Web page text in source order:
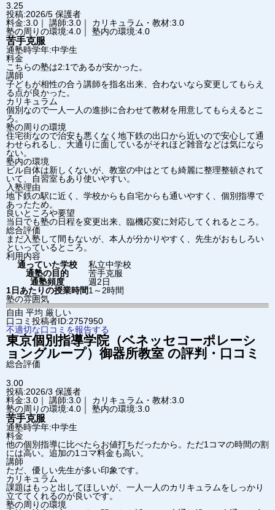
3.25
投稿:2026/5 保護者
料金:3.0｜ 講師:3.0｜ カリキュラム・教材:3.0
塾の周りの環境:4.0｜ 塾内の環境:4.0
苦手克服
通塾時学年:中学生
料金
こちらの塾は2:1であるが安かった。
講師
子どもが相性の合う講師を指名出来、合わないなら変更してもらえ
る点が良かった。
カリキュラム
個別なので一人一人の進捗に合わせて教材を用意してもらえるとこ
ろ。
塾の周りの環境
住宅街なので治安も悪くなく地下鉄の出口から近いので安心して通
わせられるし、大通りに面しているがそれほど雑音などは気になら
ない。
塾内の環境
ビル自体は新しくないが、教室の中はとても綺麗に整理整頓されて
いて、自習室もあり使いやすい。
入塾理由
地下鉄の駅に近く、学校からも自宅からも通いやすく、個別指導で
あったため。
良いところや要望
当日でも塾の日程を変更出来、臨機応変に対応してくれるところ。
総合評価
まだ入塾して間もないが、本人が分かりやすく、先生がおもしろい
といっているところ。
利用内容
通っていた学校
私立中学校
通塾の目的
苦手克服
通塾頻度
週2日
1日あたりの授業時間1～2時間
塾の雰囲気
自由 平均 厳しい
口コミ投稿者ID:2757950
不適切な口コミを報告する
東京個別指導学院（ベネッセコーポレーシ
ョングループ） 御器所教室 の評判・口コミ
総合評価
3.00
投稿:2026/3 保護者
料金:3.0｜ 講師:3.0｜ カリキュラム・教材:3.0
塾の周りの環境:4.0｜ 塾内の環境:3.0
苦手克服
通塾時学年:中学生
料金
他の個別指導に比べたらお値打ちだったから。ただ1コマの時間の割
には高い。追加の1コマ料金も高い。
講師
ただ、優しい先生が多い印象です。
カリキュラム
課題はもっと出してほしいが、一人一人のカリキュラムをしっかり
立ててくれるのが良いです。
塾の周りの環境